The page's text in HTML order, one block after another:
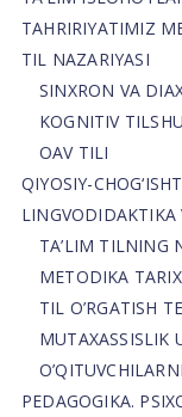
TAHRIRIYATIMIZ
TIL NAZARIYASI
SINXRON VA
KOGNITIV
OAV TILI
QIYOSIY-
TA’LIM TILNING
METODIKA
TIL O’RGATISH
MUTAXASSISLIK
PEDAGOGIKA.